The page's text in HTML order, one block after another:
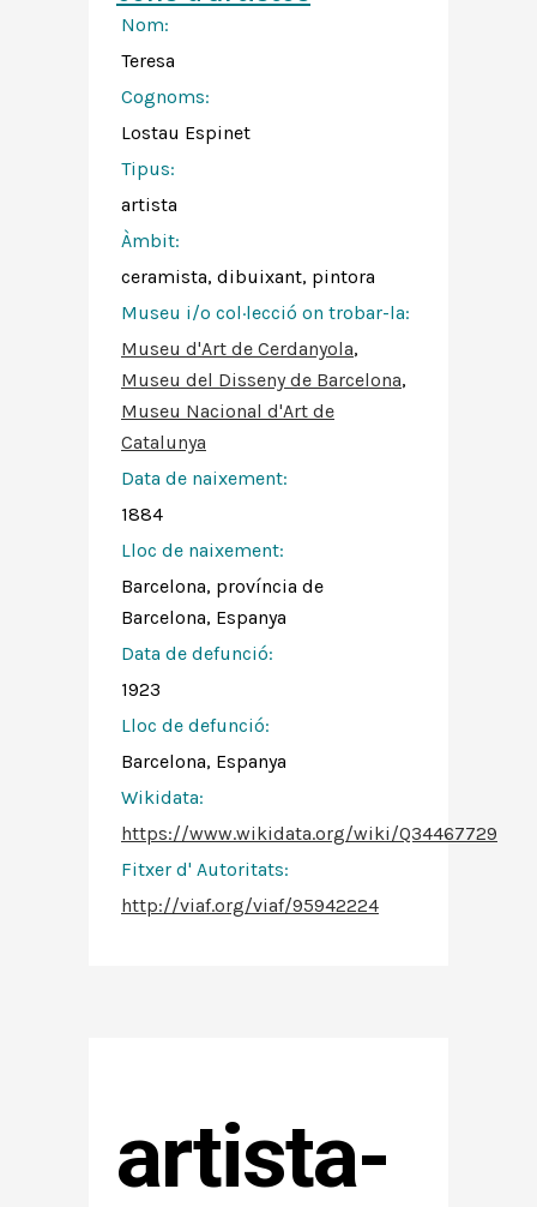
Nom:
Teresa
Cognoms:
Lostau Espinet
Tipus:
artista
Àmbit:
ceramista, dibuixant, pintora
Museu i/o col·lecció on trobar-la:
Museu d'Art de Cerdanyola,
Museu del Disseny de Barcelona,
Museu Nacional d'Art de
Catalunya
Data de naixement:
1884
Lloc de naixement:
Barcelona, província de
Barcelona, Espanya
Data de defunció:
1923
Lloc de defunció:
Barcelona, Espanya
Wikidata:
https://www.wikidata.org/wiki/Q34467729
Fitxer d' Autoritats:
http://viaf.org/viaf/95942224
artista-